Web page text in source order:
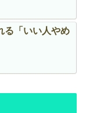
る「いい人やめ